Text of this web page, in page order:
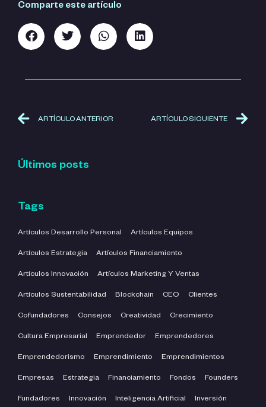
Comparte este artículo
ARTÍCULO ANTERIOR ARTÍCULO SIGUIENTE
Últimos posts
Tags
Artículos Desarrollo Personal Artículos Equipos
Artículos Estrategia Artículos Financiamiento
Artículos Innovación Artículos Marketing Y Ventas
Artículos Sustentabilidad Blockchain CEO Clientes
Cofundadores Consejos Creatividad Crecimiento
Cultura Empresarial Emprendedor Emprendedores
Emprendedorismo Emprendimiento Emprendimientos
Empresas Estrategia Financiamiento Fondos Founders
Fundadores Innovación Inteligencia Artificial Inversión